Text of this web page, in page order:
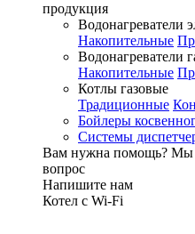
продукция
Водонагреватели
Накопительные
Водонагреватели
Накопительные
Котлы газовые
Традиционные
Бойлеры
Системы
Вам нужна помощь? Мы
вопрос
Напишите нам
Котел с Wi-Fi